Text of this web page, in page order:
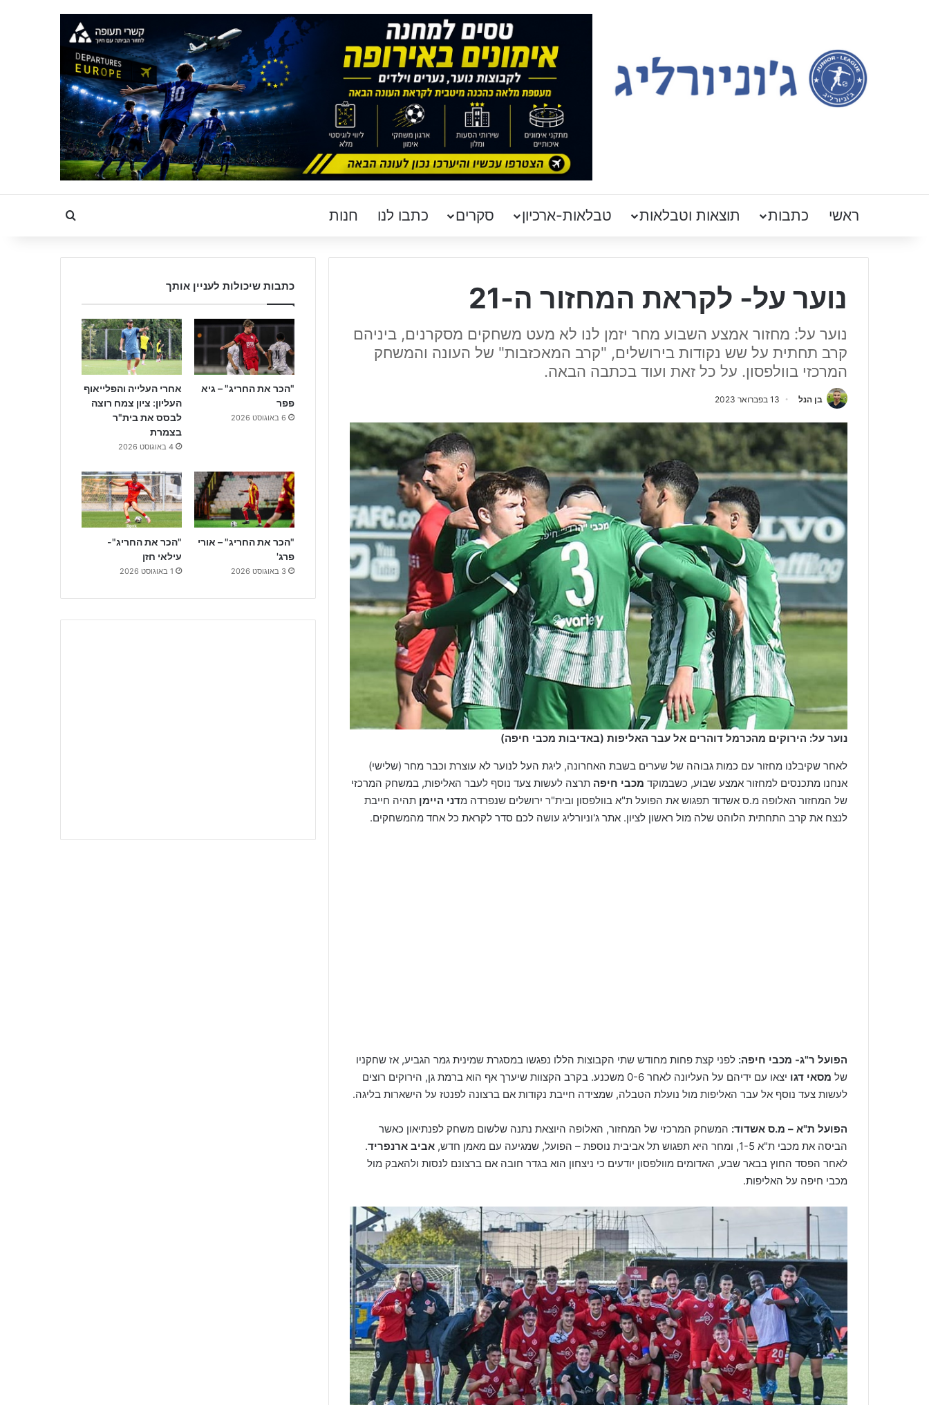
ראשי כתבות תוצאות וטבלאות טבלאות-ארכיון סקרים כתבו לנו חנות Search for
נוער על- לקראת המחזור ה-21
נוער על: מחזור אמצע השבוע מחר יזמן לנו לא מעט משחקים מסקרנים, ביניהם
קרב תחתית על שש נקודות בירושלים, "קרב המאכזבות" של העונה והמשחק
המרכזי בוולפסון. על כל זאת ועוד בכתבה הבאה.
בן הנל 13 בפברואר 2023
נוער על: הירוקים מהכרמל דוהרים אל עבר האליפות (באדיבות מכבי חיפה)
לאחר שקיבלנו מחזור עם כמות גבוהה של שערים בשבת האחרונה, ליגת העל לנוער לא עוצרת וכבר מחר (שלישי)
אנחנו מתכנסים למחזור אמצע שבוע, כשבמוקד מכבי חיפה תרצה לעשות צעד נוסף לעבר האליפות, במשחק המרכזי
של המחזור האלופה מ.ס אשדוד תפגוש את הפועל ת"א בוולפסון ובית"ר ירושלים שנפרדה מדני היימן תהיה חייבת
לנצח את קרב התחתית הלוהט שלה מול ראשון לציון. אתר ג'וניורליג עושה לכם סדר לקראת כל אחד מהמשחקים.
הפועל ר"ג- מכבי חיפה: לפני קצת פחות מחודש שתי הקבוצות הללו נפגשו במסגרת שמינית גמר הגביע, אז שחקניו
של מסאי דגו
יצאו עם ידיהם על העליונה לאחר 0-6 משכנע. בקרב הקצוות שיערך אף הוא ברמת גן, הירוקים רוצים
לעשות צעד נוסף אל עבר האליפות מול נועלת הטבלה, שמצידה חייבת נקודות אם ברצונה לפנטז על הישארות בליגה.
הפועל ת"א – מ.ס אשדוד: המשחק המרכזי של המחזור, האלופה היוצאת נתנה שלשום משחק לפנתיאון כאשר
הביסה את מכבי ת"א 1-5, ומחר היא תפגוש תל אביבית נוספת – הפועל, שמגיעה עם מאמן חדש,
אביב ארנפריד.
לאחר הפסד החוץ בבאר שבע, האדומים מוולפסון יודעים כי ניצחון הוא בגדר חובה אם ברצונם לנסות ולהאבק מול
מכבי חיפה על האליפות.
כתבות שיכולות לעניין אותך
"הכר את החריג" – גיא
פפר
6 באוגוסט 2026
אחרי העלייה והפלייאוף
העליון: ציון צמח רוצה
לבסס את בית"ר
בצמרת
4 באוגוסט 2026
"הכר את החריג" – אורי
פרג'
3 באוגוסט 2026
"הכר את החריג"-
עילאי חזן
1 באוגוסט 2026